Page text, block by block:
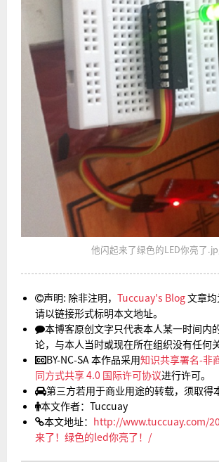
他闪起来了绿色的LED你亮了
声明: 除非注明， Tuccuay's Blog文章
请以链接形式标明本文地址。
本博客原创文字只代表本人某一时间内
论，与本人当时或现在所在组织没有任何关
BY-NC-SA 本作品采用知识共享署名-非
同方式共享 4.0 国际许可协议进行许可。
第三方若用于商业用途的转载，须取得
本文作者：Tuccuay
本文地址： http://www.tuccuay.com/
来了！绿色的led你亮了！/